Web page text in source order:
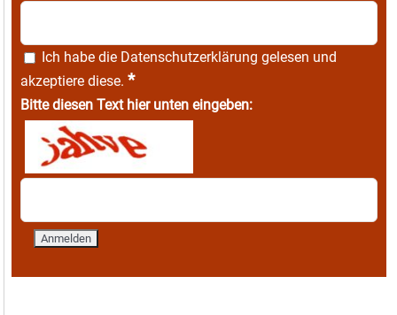
Ich habe die Datenschutzerklärung gelesen und
akzeptiere diese. *
Bitte diesen Text hier unten eingeben: